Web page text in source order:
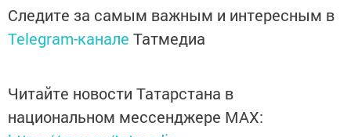
Следите за самым важным и интересным в
Telegram-канале Татмедиа
Читайте новости Татарстана в
национальном мессенджере MАХ: